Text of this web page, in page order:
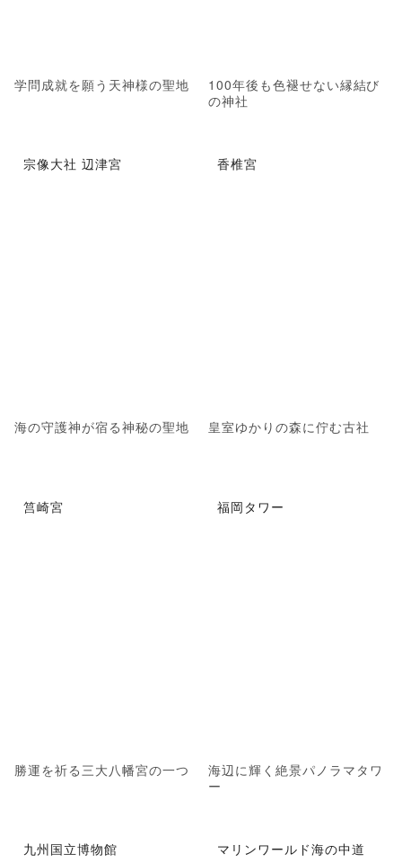
学問成就を願う天神様の聖地
100年後も色褪せない縁結び
の神社
宗像大社 辺津宮
海の守護神が宿る神秘の聖地
香椎宮
皇室ゆかりの森に佇む古社
筥崎宮
勝運を祈る三大八幡宮の一つ
福岡タワー
海辺に輝く絶景パノラマタワ
ー
九州国立博物館 マリンワールド海の中道